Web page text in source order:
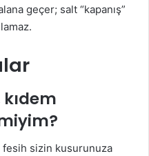
geçer; salt “kapanış”
fesih sizin kusurunuza